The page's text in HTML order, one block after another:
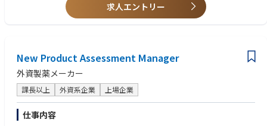
求人エントリー
New Product Assessment Manager
外資製薬メーカー
課長以上 外資系企業 上場企業
仕事内容